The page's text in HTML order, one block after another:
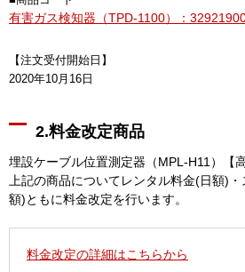
有害ガス検知器（TPD-1100）：
【注文受付開始日】
2020年10月16日
2.料金改定商品
埋設ケーブル位置測定器（MPL-H11）【
上記の商品についてレンタル料金(日額)
額)ともに料金改定を行います。
料金改定の詳細はこちらから